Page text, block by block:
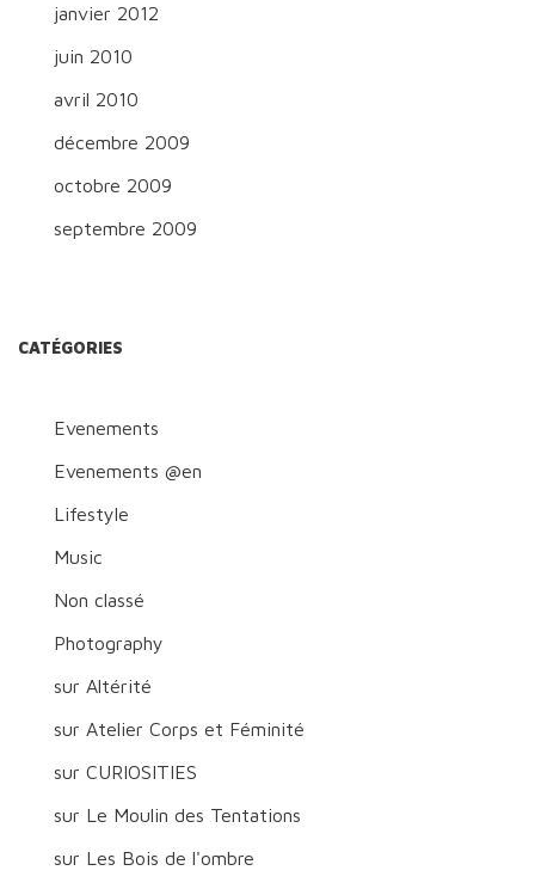
janvier 2012
juin 2010
avril 2010
décembre 2009
octobre 2009
septembre 2009
CATÉGORIES
Evenements
Evenements @en
Lifestyle
Music
Non classé
Photography
sur Altérité
sur Atelier Corps et Féminité
sur CURIOSITIES
sur Le Moulin des Tentations
sur Les Bois de l'ombre